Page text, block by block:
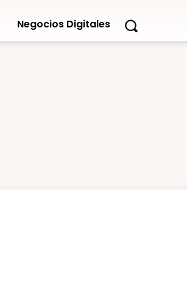
Negocios Digitales